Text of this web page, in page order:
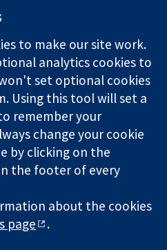
News
Press office
About us
작업
Cochrane
Library
charity (no. 1045921) and a
03044323) registered in
number GB 718 2127 49.
Collaboration
to make our site work.
analytics cookies to
set optional cookies
Using this tool will set a
remember your
change your cookie
by clicking on the
the footer of every
about the cookies
page .